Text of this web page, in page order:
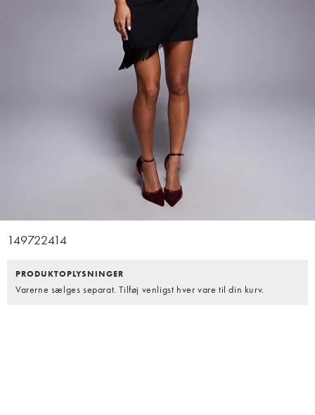
149722414
PRODUKTOPLYSNINGER
Varerne sælges separat. Tilføj venligst hver vare til din kurv.